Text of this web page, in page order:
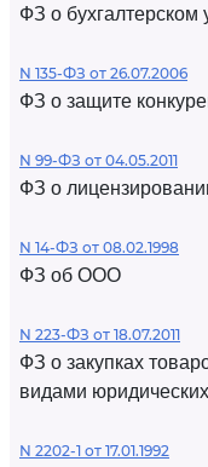
ФЗ о бухгалтерском
N 135-ФЗ от 26.07.2006
ФЗ о защите
N 99-ФЗ от 04.05.2011
ФЗ о
N 14-ФЗ от 08.02.1998
ФЗ об ООО
N 223-ФЗ от 18.07.2011
ФЗ о закупках
видами
N 2202-1 от 17.01.1992